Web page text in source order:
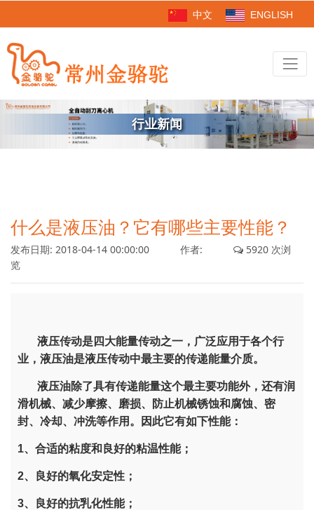
中文 ENGLISH
行业新闻
什么是液压油？它有哪些主要性能？
发布日期: 2018-04-14 00:00:00 作者:
5920 次浏
览
液压传动是四大能量传动之一，广泛应用于各个行
业，液压油是液压传动中最主要的传递能量介质。
液压油除了具有传递能量这个最主要功能外，还有润
滑机械、减少摩擦、磨损、防止机械锈蚀和腐蚀、密
封、冷却、冲洗等作用。因此它有如下性能：
1、合适的粘度和良好的粘温性能；
2、良好的氧化安定性；
3、良好的抗乳化性能；